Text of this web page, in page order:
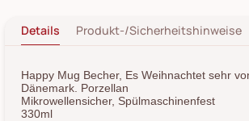
Details Produkt-/Sicherheitshinweise
Happy Mug Becher, Es Weihnachtet sehr
Dänemark. Porzellan
Mikrowellensicher, Spülmaschinenfest
330ml